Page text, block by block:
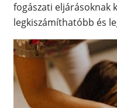
fogászati eljárásoknak
legkiszámíthatóbb és